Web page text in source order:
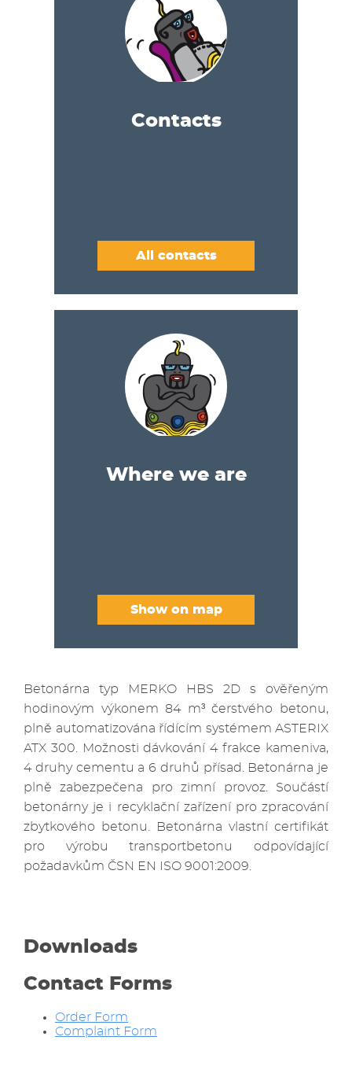
Contacts
All contacts
Where we are
Show on map
Betonárna typ MERKO HBS 2D s ověřeným
hodinovým výkonem 84 m³ čerstvého betonu,
plně automatizována řídícím systémem ASTERIX
ATX 300. Možnosti dávkování 4 frakce kameniva,
4 druhy cementu a 6 druhů přísad. Betonárna je
plně zabezpečena pro zimní provoz. Součástí
betonárny je i recyklační zařízení pro zpracování
zbytkového betonu. Betonárna vlastní certifikát
pro výrobu transportbetonu odpovídající
požadavkům ČSN EN ISO 9001:2009.
Downloads
Contact Forms
Order Form
Complaint Form